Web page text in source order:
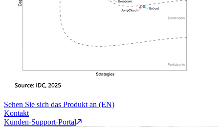
Sehen Sie sich das Produkt an (EN)
Kontakt
Kunden-Support-Portal